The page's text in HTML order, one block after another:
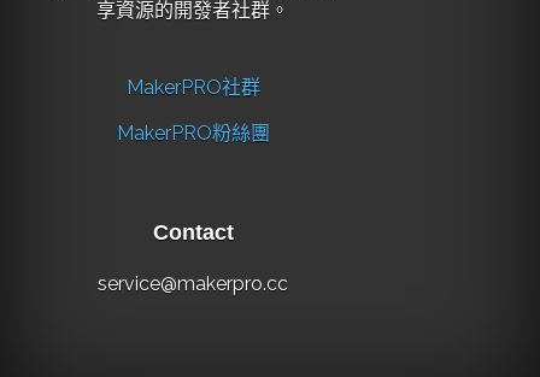
享資源的開發者社群。
MakerPRO社群
MakerPRO粉絲團
Contact
service@makerpro.cc